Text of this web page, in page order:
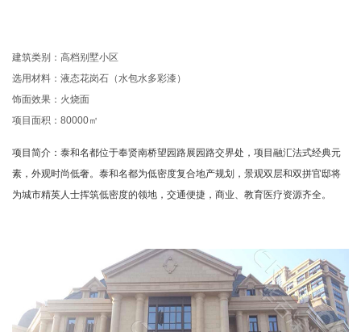
建筑类别：高档别墅小区
选用材料：液态花岗石（水包水多彩漆）
饰面效果：火烧面
项目面积：80000㎡
项目简介：泰和名都位于奉贤南桥望园路展园路交界处，项目融汇法式经典元
素，外观时尚低奢。泰和名都为低密度复合地产规划，景观双层和双拼官邸将
为城市精英人士挥筑低密度的领地，交通便捷，商业、教育医疗资源齐全。